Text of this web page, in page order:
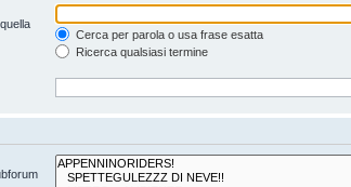
Cerca per parola o usa frase esatta
Ricerca qualsiasi termine